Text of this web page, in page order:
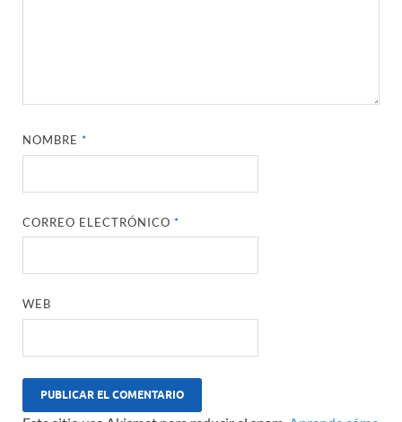
NOMBRE*
CORREO ELECTRÓNICO*
WEB